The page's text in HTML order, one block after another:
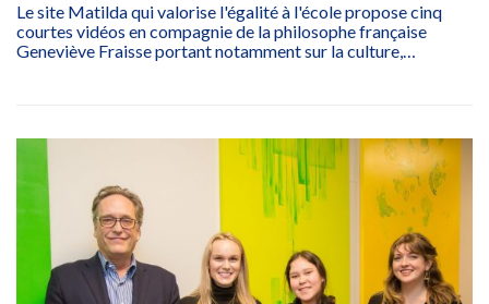
Le site Matilda qui valorise l'égalité à l'école propose cinq
courtes vidéos en compagnie de la philosophe française
Geneviève Fraisse portant notamment sur la culture,…